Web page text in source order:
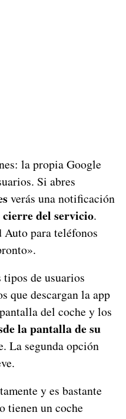
la propia Google
Si abres
verás una notificación
cierre del servicio.
para teléfonos
tipos de usuarios
que descargan la app
del coche y los
la pantalla de su
La segunda opción
y es bastante
tienen un coche